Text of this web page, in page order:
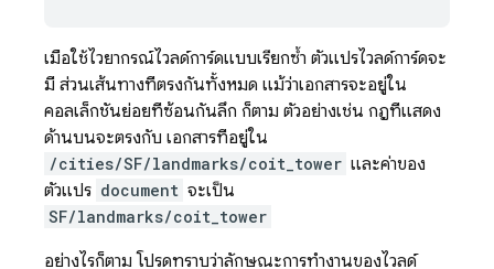
เมื่อใช้ไวยากรณ์ไวลด์การ์ดแบบเรียกซ้ำ ตัวแปรไวลด์การ์ดจะ
มี ส่วนเส้นทางที่ตรงกันทั้งหมด แม้ว่าเอกสารจะอยู่ใน
คอลเล็กชันย่อยที่ซ้อนกันลึก ก็ตาม ตัวอย่างเช่น กฎที่แสดง
ด้านบนจะตรงกับ เอกสารที่อยู่ใน
/cities/SF/landmarks/coit_tower และค่าของ
ตัวแปร document จะเป็น
SF/landmarks/coit_tower
อย่างไรก็ตาม โปรดทราบว่าลักษณะการทำงานของไวลด์